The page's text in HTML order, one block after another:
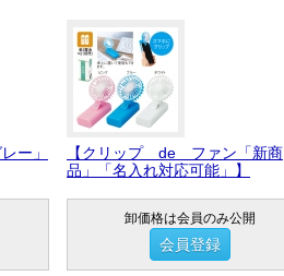
ー」
【クリップ de ファン「新商
品」「名入れ対応可能」】
卸価格は会員のみ公開
会員登録